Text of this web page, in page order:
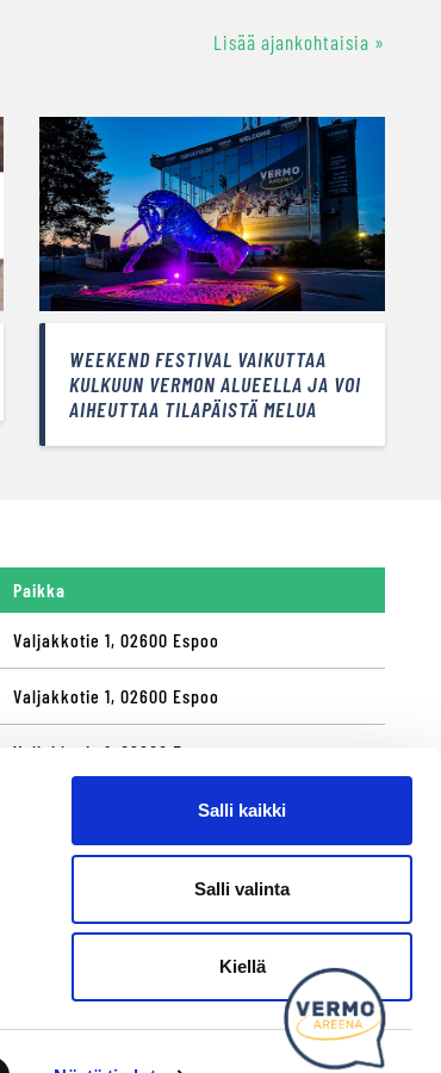
Salli kaikki
Salli valinta
Kiellä
Kysy tapahtumista tai raveista
Lisää ajankohtaisia »
WEEKEND FESTIVAL VAIKUTTAA
KULKUUN VERMON ALUEELLA JA VOI
AIHEUTTAA TILAPÄISTÄ MELUA
Paikka
Valjakkotie 1, 02600 Espoo
Valjakkotie 1, 02600 Espoo
Valjakkotie 1, 02600 Espoo
Valjakkotie 1, 02600 Espoo
Valjakkotie 1, 02600 Espoo
Mukaan kumppaniksi?